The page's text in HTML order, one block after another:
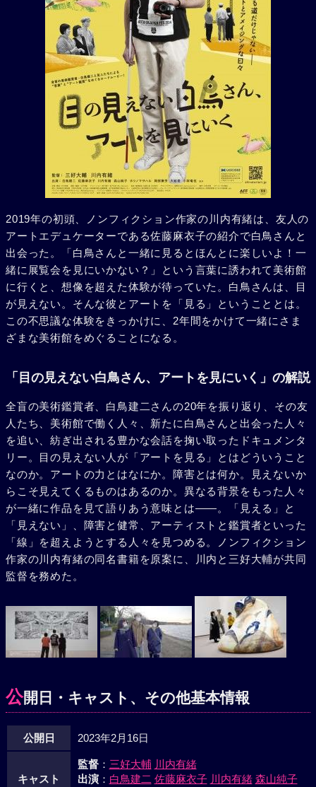
2019年の初頭、ノンフィクション作家の川内有緒は、友人の
アートエデュケーターである佐藤麻衣子の紹介で白鳥さんと
出会った。「白鳥さんと一緒に見るとほんとに楽しいよ！一
緒に展覧会を見にいかない？」という言葉に誘われて美術館
に行くと、想像を超えた体験が待っていた。白鳥さんは、目
が見えない。そんな彼とアートを「見る」ということとは。
この不思議な体験をきっかけに、2年間をかけて一緒にさま
ざまな美術館をめぐることになる。
「目の見えない白鳥さん、アートを見にいく」の解説
全盲の美術鑑賞者、白鳥建二さんの20年を振り返り、その友
人たち、美術館で働く人々、新たに白鳥さんと出会った人々
を追い、紡ぎ出される豊かな会話を掬い取ったドキュメンタ
リー。目の見えない人が「アートを見る」とはどういうこと
なのか。アートの力とはなにか。障害とは何か。見えないか
らこそ見えてくるものはあるのか。異なる背景をもった人々
が一緒に作品を見て語りあう意味とは――。「見える」と
「見えない」、障害と健常、アーティストと鑑賞者といった
「線」を超えようとする人々を見つめる。ノンフィクション
作家の川内有緒の同名書籍を原案に、川内と三好大輔が共同
監督を務めた。
公開日・キャスト、その他基本情報
公開日 2023年2月16日
キャスト
監督： 三好大輔 川内有緒
出演： 白鳥建二 佐藤麻衣子 川内有緒 森山純子